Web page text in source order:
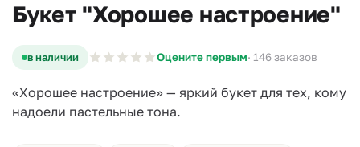
Букет "Хорошее настроение"
в наличии Оцените первым· 146 заказов
«Хорошее настроение» — яркий букет для тех, кому
надоели пастельные тона.